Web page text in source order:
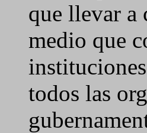
que llevar a
medio que
todos las